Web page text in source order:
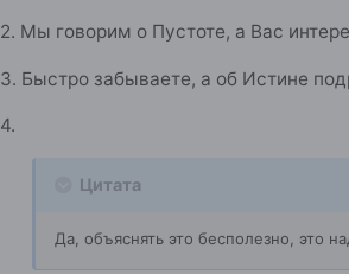
2. Мы говорим о Пустоте, а Вас
3. Быстро забываете, а об Истине
4.
Цитата
Да, объяснять это бесполезно, это